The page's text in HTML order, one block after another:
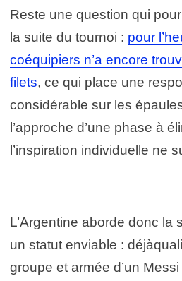
Reste une question qui
la suite du tournoi : pour
coéquipiers n’a encore
filets, ce qui place une
considérable sur les
l’approche d’une phase à
l’inspiration individuelle ne
L’Argentine aborde donc la
un statut enviable :
groupe et armée d’un